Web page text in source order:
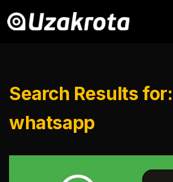
Search Results for:
whatsapp